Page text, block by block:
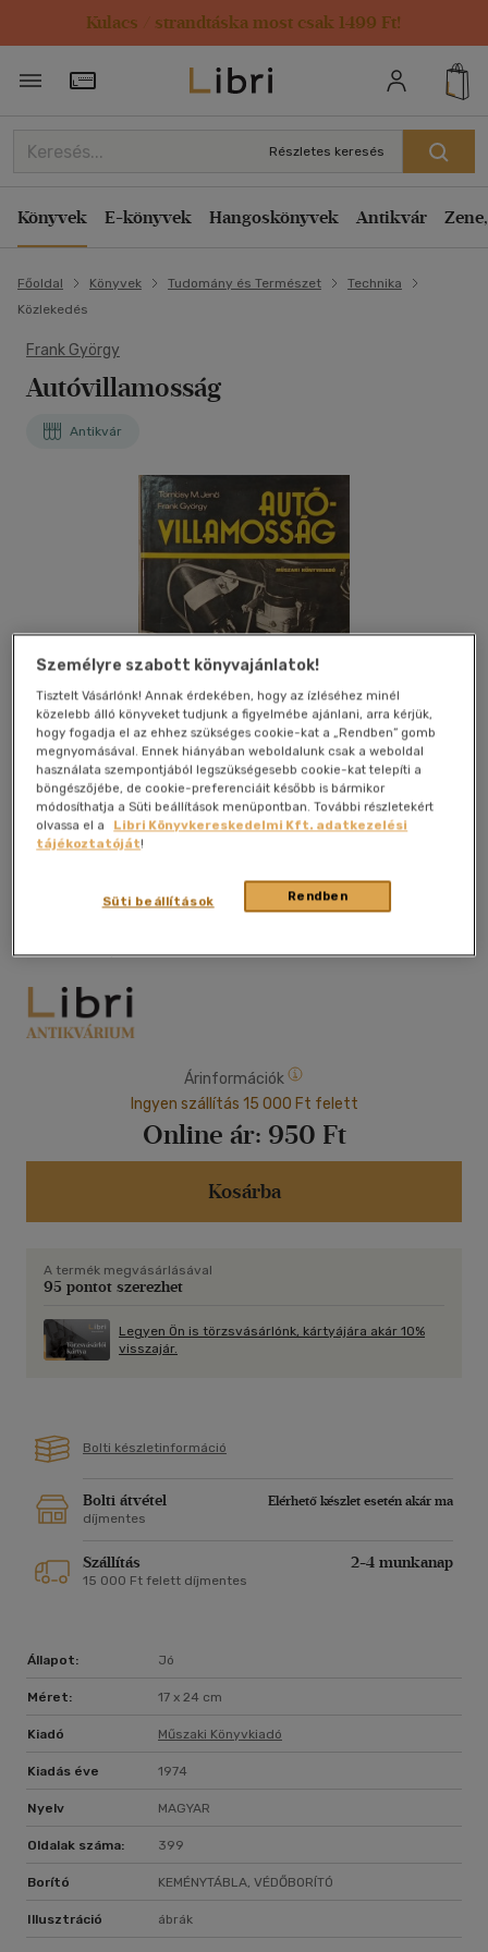
Kulacs / strandtáska most csak 1499 Ft!
Törzsvásárlói Kártya adatai
Részletes keresés
Könyvek E-könyvek Hangoskönyvek Antikvár
Főoldal Könyvek Tudomány és Természet
Technika
Közlekedés
Frank György
Autóvillamosság
Antikvár
Kívánságlistához adom
Árinformációk
Ingyen szállítás 15 000 Ft felett
Online ár: 950 Ft
Kosárba
A termék megvásárlásával
95 pontot szerezhet
Legyen Ön is törzsvásárlónk, kártyájára akár 10%
visszajár.
Bolti készletinformáció
Bolti átvétel
Elérhető készlet esetén akár ma
díjmentes
Szállítás 2-4 munkanap
15 000 Ft felett díjmentes
Állapot: Jó
Méret: 17 x 24 cm
Kiadó Műszaki Könyvkiadó
Kiadás éve 1974
Nyelv MAGYAR
Oldalak száma: 399
Borító KEMÉNYTÁBLA, VÉDŐBORÍTÓ
Illusztráció ábrák
Személyre szabott könyvajánlatok!
Tisztelt Vásárlónk! Annak érdekében, hogy az ízléséhez minél
közelebb álló könyveket tudjunk a figyelmébe ajánlani, arra kérjük,
hogy fogadja el az ehhez szükséges cookie-kat a „Rendben” gomb
megnyomásával. Ennek hiányában weboldalunk csak a weboldal
használata szempontjából legszükségesebb cookie-kat telepíti a
böngészőjébe, de cookie-preferenciáit később is bármikor
módosíthatja a Süti beállítások menüpontban. További részletekért
olvassa el a
Libri Könyvkereskedelmi Kft. adatkezelési
tájékoztatóját!
Rendben
Süti beállítások